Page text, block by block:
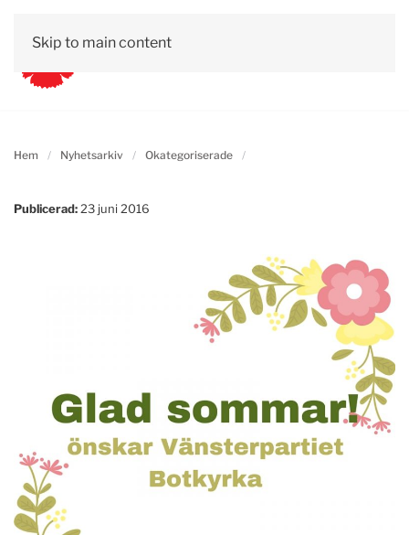
Skip to main content
Hem Nyhetsarkiv Okategoriserade
Publicerad: 23 juni 2016